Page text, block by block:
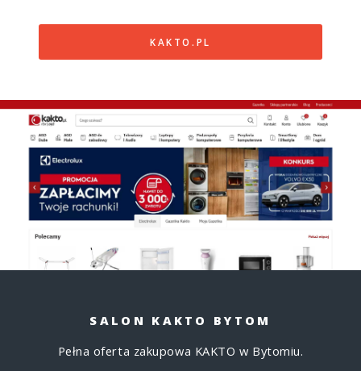
KAKTO.PL
SALON KAKTO BYTOM
Pełna oferta zakupowa KAKTO w Bytomiu.